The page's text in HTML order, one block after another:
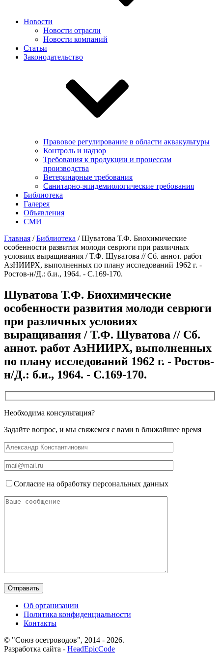
Новости
Новости отрасли
Новости компаний
Статьи
Законодательство
Правовое регулирование в области аквакультуры
Контроль и надзор
Требования к продукции и процессам
производства
Ветеринарные требования
Санитарно-эпидемиологические требования
Библиотека
Галерея
Объявления
СМИ
Главная /Библиотека /Шуватова Т.Ф. Биохимические
особенности развития молоди севрюги при различных
условиях выращивания / Т.Ф. Шуватова // Сб. аннот. работ
АзНИИРХ, выполненных по плану исследований 1962 г. -
Ростов-н/Д.: б.и., 1964. - С.169-170.
Шуватова Т.Ф. Биохимические
особенности развития молоди севрюги
при различных условиях
выращивания / Т.Ф. Шуватова // Сб.
аннот. работ АзНИИРХ, выполненных
по плану исследований 1962 г. - Ростов-
н/Д.: б.и., 1964. - С.169-170.
Необходима консультация?
Задайте вопрос, и мы свяжемся с вами в ближайшее время
Согласие на обработку персональных данных
Об организации
Политика конфиденциальности
Контакты
© "Союз осетроводов", 2014 - 2026.
Разработка сайта - HeadEpicCode